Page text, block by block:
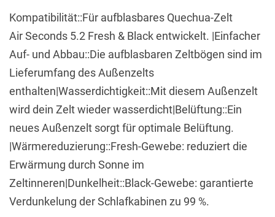
Kompatibilität::Für aufblasbares Quechua-Zelt
Air Seconds 5.2 Fresh & Black entwickelt. |Einfacher
Auf- und Abbau::Die aufblasbaren Zeltbögen sind im
Lieferumfang des Außenzelts
enthalten|Wasserdichtigkeit::Mit diesem Außenzelt
wird dein Zelt wieder wasserdicht|Belüftung::Ein
neues Außenzelt sorgt für optimale Belüftung.
|Wärmereduzierung::Fresh-Gewebe: reduziert die
Erwärmung durch Sonne im
Zeltinneren|Dunkelheit::Black-Gewebe: garantierte
Verdunkelung der Schlafkabinen zu 99 %.